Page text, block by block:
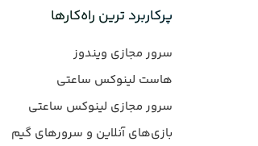
پرکاربرد ترین راه‌کارها
سرور مجازی ویندوز
هاست لینوکس ساعتی
سرور مجازی لینوکس ساعتی
بازی‌های آنلاین و سرورهای گیم